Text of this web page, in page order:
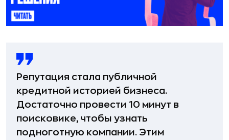
Репутация стала публичной
кредитной историей бизнеса.
Достаточно провести 10 минут в
поисковике, чтобы узнать
подноготную компании. Этим